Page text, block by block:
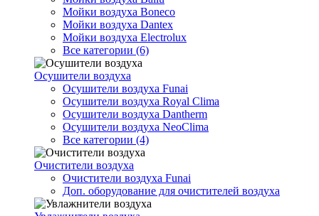
Мойки воздуха Boneco
Мойки воздуха Dantex
Мойки воздуха Electrolux
Все категории (6)
Осушители воздуха
Осушители воздуха Funai
Осушители воздуха Royal Clima
Осушители воздуха Dantherm
Осушители воздуха NeoClima
Все категории (4)
Очистители воздуха
Очистители воздуха Funai
Доп. оборудование для очистителей воздуха